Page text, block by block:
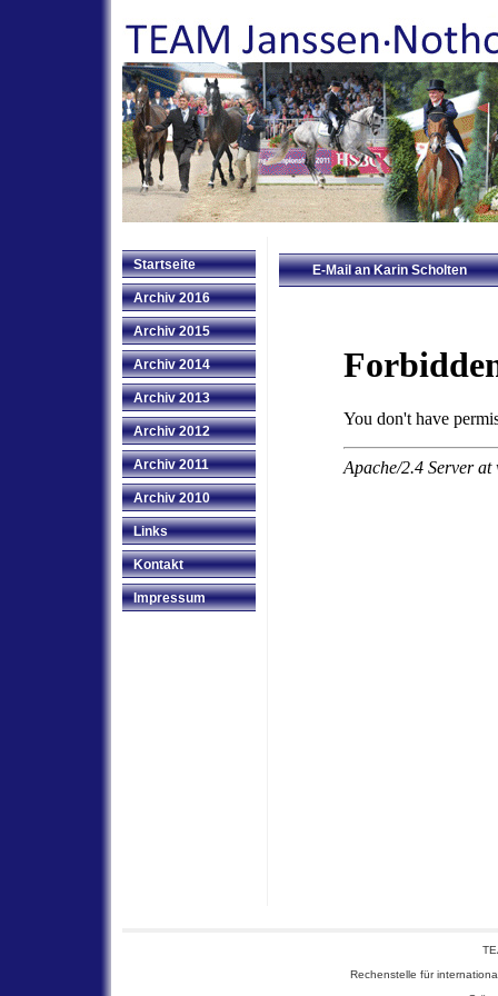
Startseite
Archiv 2016
Archiv 2015
Archiv 2014
Archiv 2013
Archiv 2012
Archiv 2011
Archiv 2010
Links
Kontakt
Impressum
E-Mail an Karin Scholten
Rechenstelle für